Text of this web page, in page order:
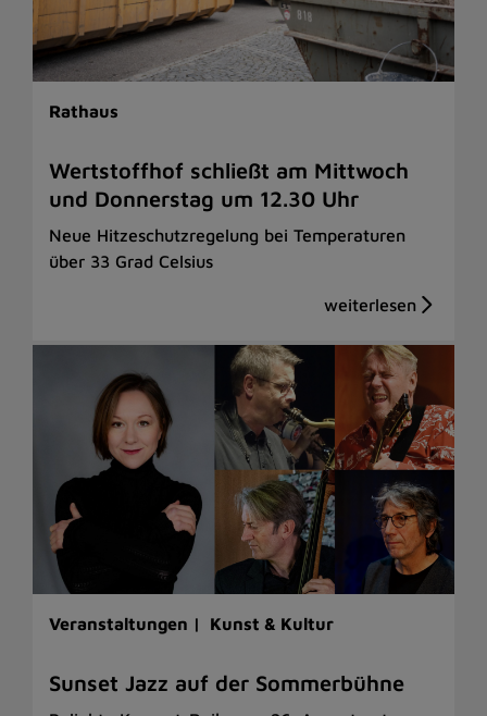
Rathaus
Wertstoffhof schließt am Mittwoch
und Donnerstag um 12.30 Uhr
Neue Hitzeschutzregelung bei Temperaturen
über 33 Grad Celsius
Veranstaltungen | Kunst & Kultur
Sunset Jazz auf der Sommerbühne